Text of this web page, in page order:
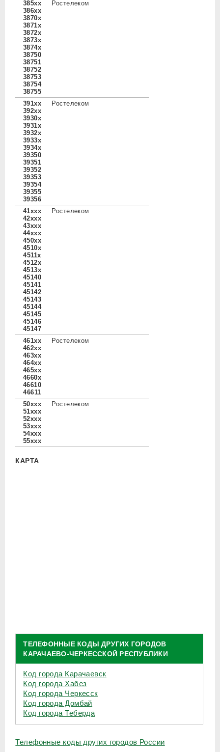
385xx
386xx
3870x
3871x
3872x
3873x
3874x
38750
38751
38752
38753
38754
38755
Ростелеком
391xx
392xx
3930x
3931x
3932x
3933x
3934x
39350
39351
39352
39353
39354
39355
39356
Ростелеком
41xxx
42xxx
43xxx
44xxx
450xx
4510x
4511x
4512x
4513x
45140
45141
45142
45143
45144
45145
45146
45147
Ростелеком
461xx
462xx
463xx
464xx
465xx
4660x
46610
46611
Ростелеком
50xxx
51xxx
52xxx
53xxx
54xxx
55xxx
Ростелеком
КАРТА
ТЕЛЕФОННЫЕ КОДЫ ДРУГИХ ГОРОДОВ
КАРАЧАЕВО-ЧЕРКЕССКОЙ РЕСПУБЛИКИ
Код города Карачаевск
Код города Хабез
Код города Черкесск
Код города Домбай
Код города Теберда
Телефонные коды других городов России